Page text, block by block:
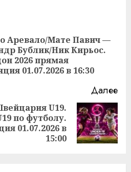
Аревало/Мате Павич —
Бублик/Ник Кирьос.
2026 прямая
01.07.2026 в 16:30
Далее
U19.
по футболу.
01.07.2026 в
15:00